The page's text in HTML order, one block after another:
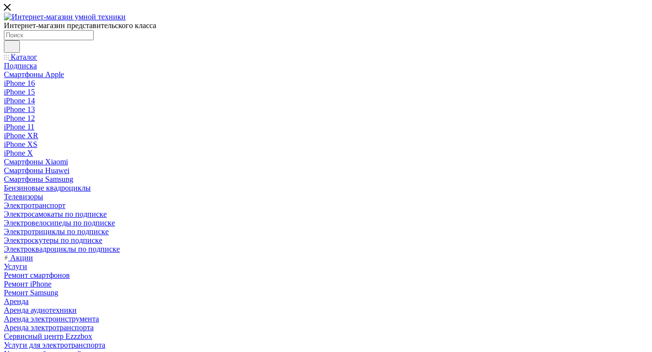
Интернет-магазин представительского класса
Каталог
Подписка
Смартфоны Apple
iPhone 16
iPhone 15
iPhone 14
iPhone 13
iPhone 12
iPhone 11
iPhone XR
iPhone XS
iPhone X
Смартфоны Xiaomi
Смартфоны Huawei
Смартфоны Samsung
Бензиновые квадроциклы
Телевизоры
Электротранспорт
Электросамокаты по подписке
Электровелосипеды по подписке
Электротрициклы по подписке
Электроскутеры по подписке
Электроквадроциклы по подписке
Акции
Услуги
Ремонт смартфонов
Ремонт iPhone
Ремонт Samsung
Аренда
Аренда аудиотехники
Аренда электроинструмента
Аренда электротранспорта
Сервисный центр Ezzzbox
Услуги для электротранспорта